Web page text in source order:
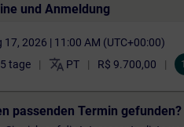
und Anmeldung
17, 2026 | 11:00 AM (UTC+00:00)
5 tage translate PT R$ 9.700,00
passenden Termin gefunden?